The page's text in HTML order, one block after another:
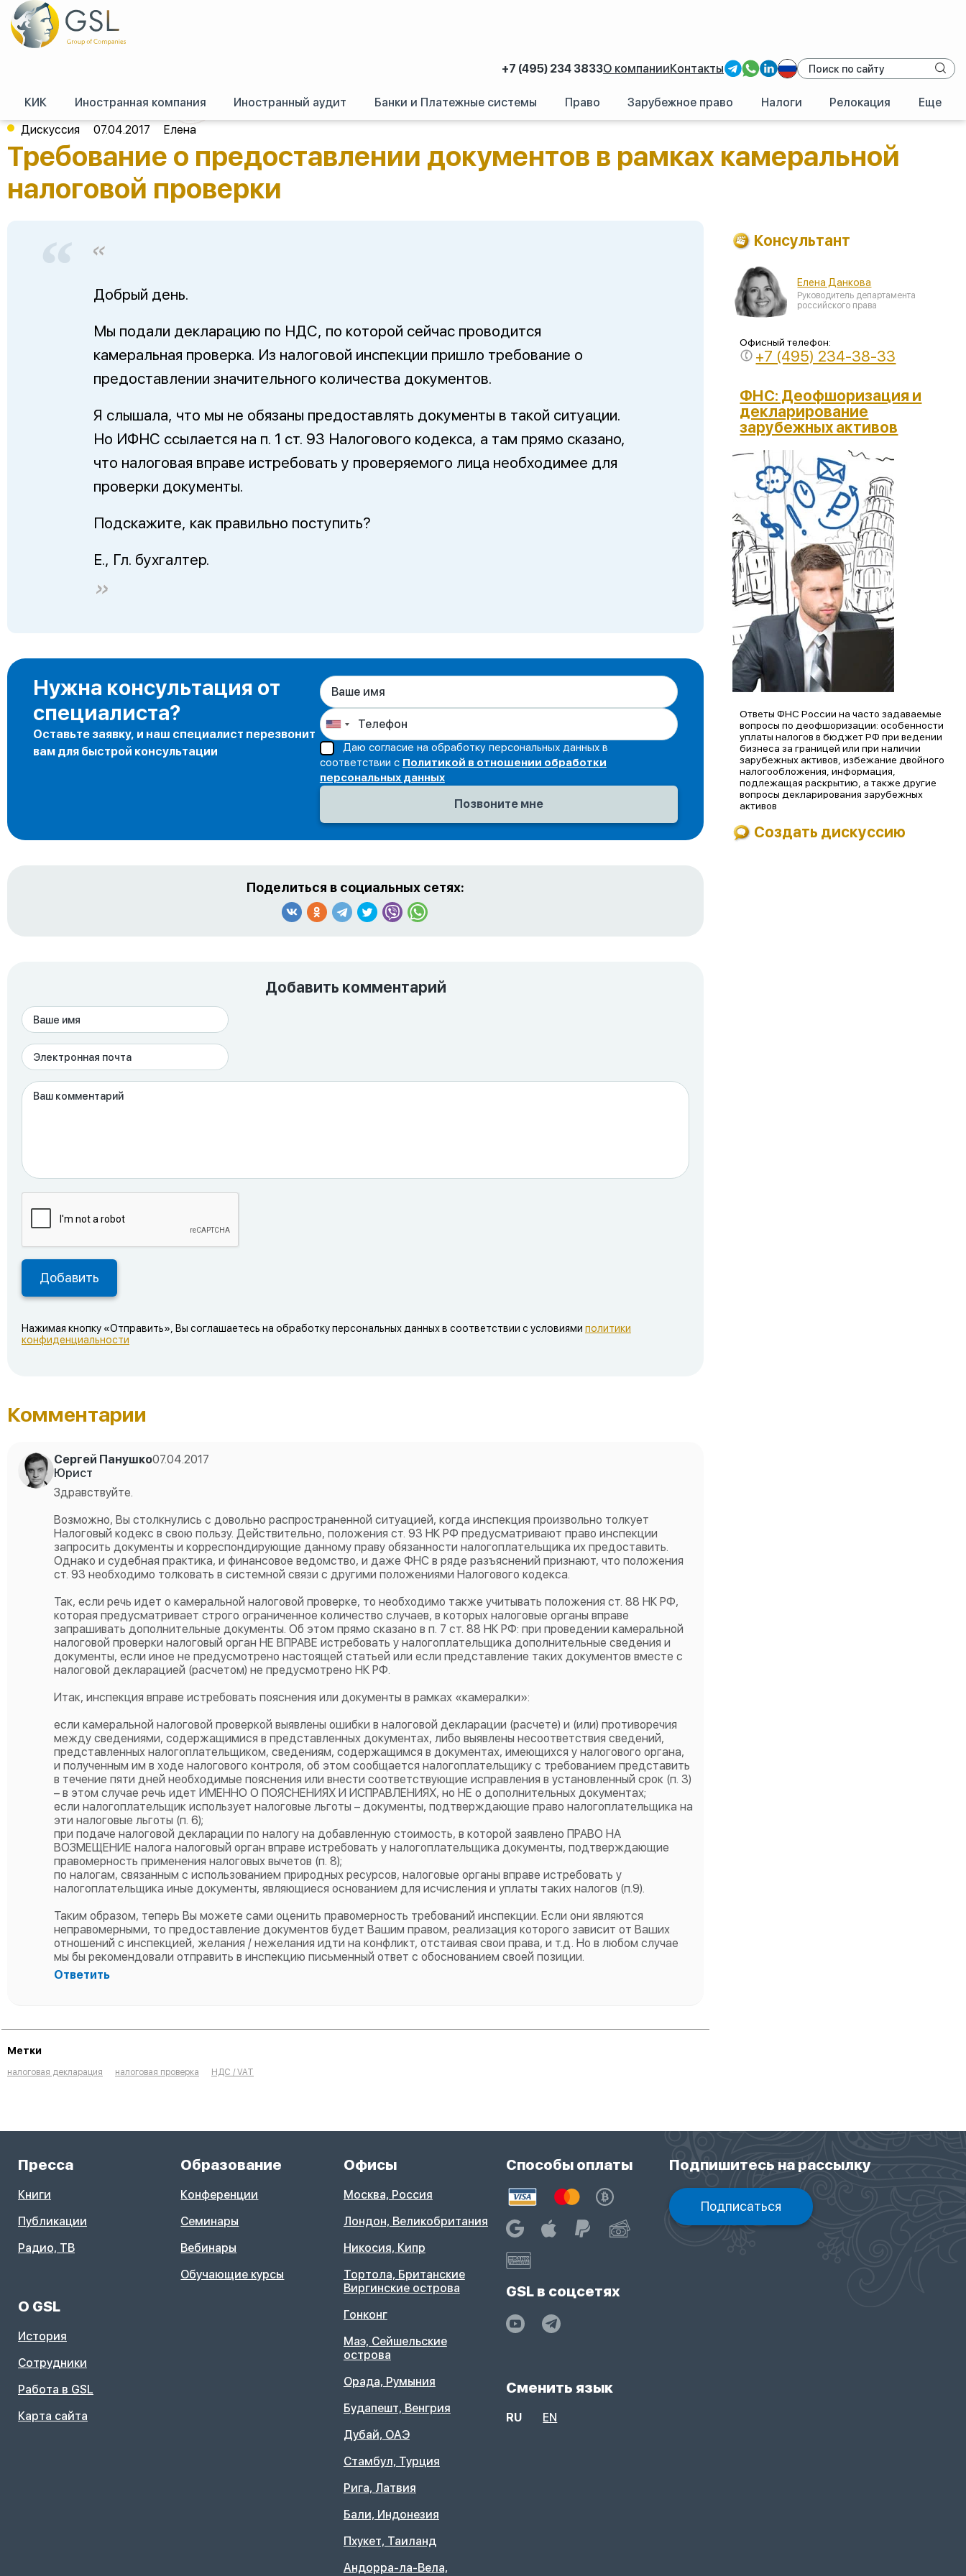
+7 (495) 234 3833О компанииКонтакты
КИК Иностранная компания Иностранный аудит Банки и Платежные системы Право Зарубежное право Налоги Релокация Еще
GSL/Форум (российское право) /Российское право/Требование о предоставлении документов в рамках камеральной налоговой проверки
Дискуссия 07.04.2017 Елена
Требование о предоставлении документов в рамках камеральной
налоговой проверки
Добрый день.
Мы подали декларацию по НДС, по которой сейчас проводится
камеральная проверка. Из налоговой инспекции пришло требование о
предоставлении значительного количества документов.
Я слышала, что мы не обязаны предоставлять документы в такой ситуации.
Но ИФНС ссылается на п. 1 ст. 93 Налогового кодекса, а там прямо сказано,
что налоговая вправе истребовать у проверяемого лица необходимее для
проверки документы.
Подскажите, как правильно поступить?
Е., Гл. бухгалтер.
Нужна консультация от
специалиста?
Оставьте заявку, и наш специалист перезвонит
вам для быстрой консультации
Даю согласие на обработку персональных данных в
соответствии с Политикой в отношении обработки
персональных данных
Поделиться в социальных сетях:
Добавить комментарий
Нажимая кнопку «Отправить», Вы соглашаетесь на обработку персональных данных в соответствии с условиями политики
конфиденциальности
Комментарии
Сергей Панушко07.04.2017
Юрист
Здравствуйте.
Возможно, Вы столкнулись с довольно распространенной ситуацией, когда инспекция произвольно толкует
Налоговый кодекс в свою пользу. Действительно, положения ст. 93 НК РФ предусматривают право инспекции
запросить документы и корреспондирующие данному праву обязанности налогоплательщика их предоставить.
Однако и судебная практика, и финансовое ведомство, и даже ФНС в ряде разъяснений признают, что положения
ст. 93 необходимо толковать в системной связи с другими положениями Налогового кодекса.
Так, если речь идет о камеральной налоговой проверке, то необходимо также учитывать положения ст. 88 НК РФ,
которая предусматривает строго ограниченное количество случаев, в которых налоговые органы вправе
запрашивать дополнительные документы. Об этом прямо сказано в п. 7 ст. 88 НК РФ: при проведении камеральной
налоговой проверки налоговый орган НЕ ВПРАВЕ истребовать у налогоплательщика дополнительные сведения и
документы, если иное не предусмотрено настоящей статьей или если представление таких документов вместе с
налоговой декларацией (расчетом) не предусмотрено НК РФ.
Итак, инспекция вправе истребовать пояснения или документы в рамках «камералки»:
если камеральной налоговой проверкой выявлены ошибки в налоговой декларации (расчете) и (или) противоречия
между сведениями, содержащимися в представленных документах, либо выявлены несоответствия сведений,
представленных налогоплательщиком, сведениям, содержащимся в документах, имеющихся у налогового органа,
и полученным им в ходе налогового контроля, об этом сообщается налогоплательщику с требованием представить
в течение пяти дней необходимые пояснения или внести соответствующие исправления в установленный срок (п. 3)
– в этом случае речь идет ИМЕННО О ПОЯСНЕНИЯХ И ИСПРАВЛЕНИЯХ, но НЕ о дополнительных документах;
если налогоплательщик использует налоговые льготы – документы, подтверждающие право налогоплательщика на
эти налоговые льготы (п. 6);
при подаче налоговой декларации по налогу на добавленную стоимость, в которой заявлено ПРАВО НА
ВОЗМЕЩЕНИЕ налога налоговый орган вправе истребовать у налогоплательщика документы, подтверждающие
правомерность применения налоговых вычетов (п. 8);
по налогам, связанным с использованием природных ресурсов, налоговые органы вправе истребовать у
налогоплательщика иные документы, являющиеся основанием для исчисления и уплаты таких налогов (п.9).
Таким образом, теперь Вы можете сами оценить правомерность требований инспекции. Если они являются
неправомерными, то предоставление документов будет Вашим правом, реализация которого зависит от Ваших
отношений с инспекцией, желания / нежелания идти на конфликт, отстаивая свои права, и т.д. Но в любом случае
мы бы рекомендовали отправить в инспекцию письменный ответ с обоснованием своей позиции.
Ответить
Метки
налоговая декларация налоговая проверка НДС / VAT
Консультант
Елена Данкова
Руководитель департамента
российского права
Офисный телефон:
+7 (495) 234-38-33
ФНС: Деофшоризация и
декларирование
зарубежных активов
Ответы ФНС России на часто задаваемые
вопросы по деофшоризации: особенности
уплаты налогов в бюджет РФ при ведении
бизнеса за границей или при наличии
зарубежных активов, избежание двойного
налогообложения, информация,
подлежащая раскрытию, а также другие
вопросы декларирования зарубежных
активов
Создать дискуссию
О GSL
История
Сотрудники
Работа в GSL
Карта сайта
Пресса
Книги
Публикации
Радио, ТВ
Образование
Конференции
Семинары
Вебинары
Обучающие курсы
Офисы
Москва, Россия
Лондон, Великобритания
Никосия, Кипр
Тортола, Британские
Виргинские острова
Гонконг
Маэ, Сейшельские
острова
Орада, Румыния
Будапешт, Венгрия
Дубай, ОАЭ
Стамбул, Турция
Рига, Латвия
Бали, Индонезия
Пхукет, Таиланд
Андорра-ла-Вела,
Способы оплаты
GSL в соцсетях
Сменить язык
RU EN
Подпишитесь на рассылку
Подписаться